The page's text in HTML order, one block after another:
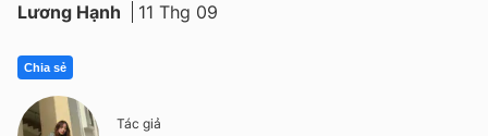
Lương Hạnh 11 Thg 09
Chia sẻ
Tác giả